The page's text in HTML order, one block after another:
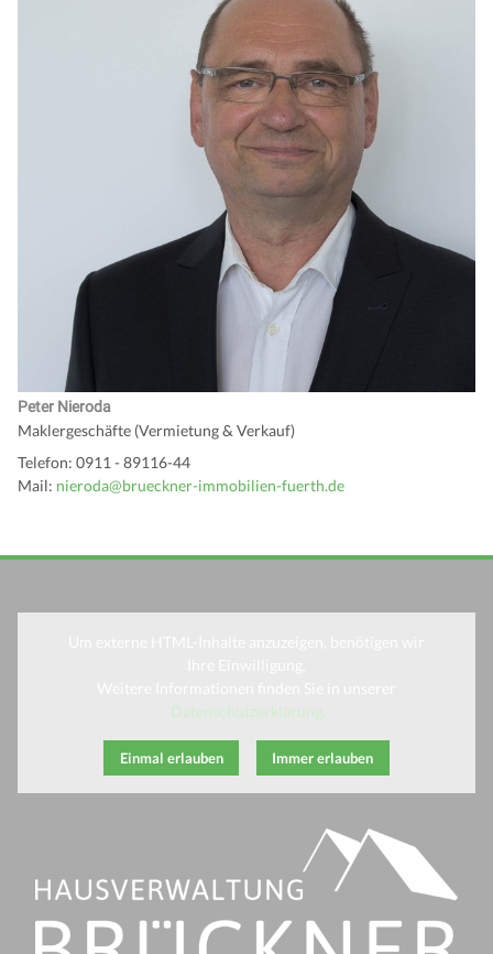
Peter Nieroda
Maklergeschäfte (Vermietung & Verkauf)
Telefon: 0911 - 89116-44
Mail: nieroda@brueckner-immobilien-fuerth.de
Datenschutzerklärung.
Einmal erlauben Immer erlauben